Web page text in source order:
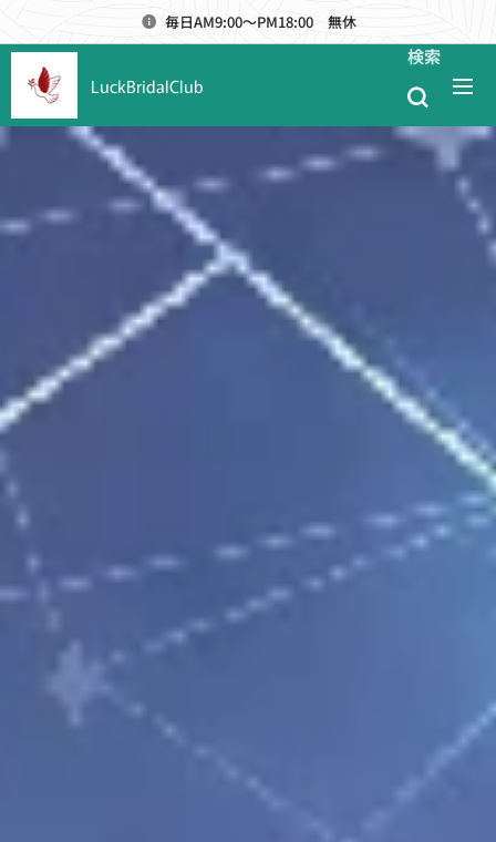
毎日AM9:00～PM18:00 無休
LuckBridalClub
検索